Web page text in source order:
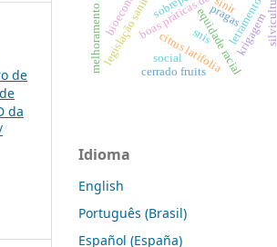
de
da
equidade racial
legislação sanitáriacitrus latifolia
pragas silvicultura
krigagem
cerrado fruits
snis
sinir
social
Idioma
English
Português (Brasil)
Español (España)